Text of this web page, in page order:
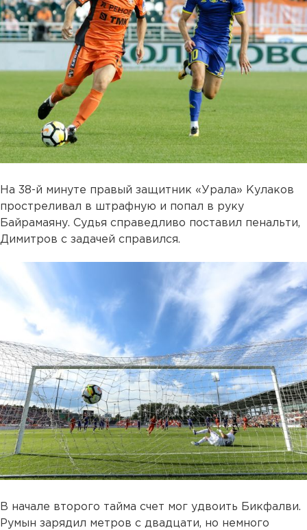
На 38-й минуте правый защитник «Урала» Кулаков
простреливал в штрафную и попал в руку
Байрамаяну. Судья справедливо поставил пенальти,
Димитров с задачей справился.
В начале второго тайма счет мог удвоить Бикфалви.
Румын зарядил метров с двадцати, но немного